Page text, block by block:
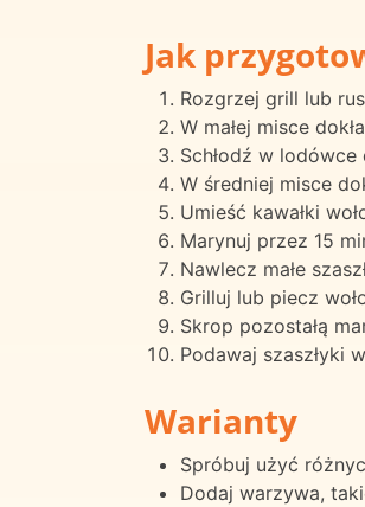
Jak
Rozgrzej grill lub
W małej misce
Schłodź w
W średniej misce
Umieść kawałki
Marynuj przez 15
Nawlecz małe
Grilluj lub piecz
Skrop pozostałą
Podawaj szaszłyki
Warianty
Spróbuj użyć
Dodaj warzywa,